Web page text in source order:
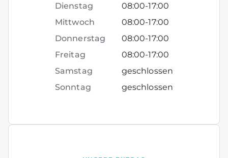
Dienstag
08:00-17:00
Mittwoch
08:00-17:00
Donnerstag
08:00-17:00
Freitag
08:00-17:00
Samstag
geschlossen
Sonntag
geschlossen